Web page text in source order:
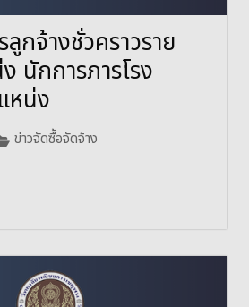
กจ้างชั่วคราวราย
นักการภารโรง
หน่ง
ข่าวจัดซื้อจัดจ้าง